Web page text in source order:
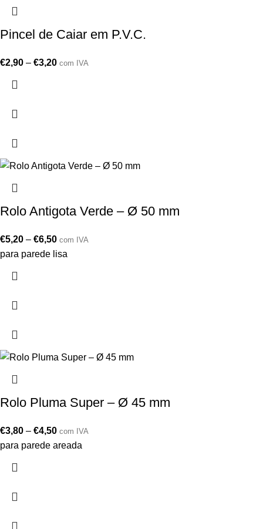
Pincel de Caiar em P.V.C.
€2,90 – €3,20 com IVA
Rolo Antigota Verde – Ø 50 mm
€5,20 – €6,50 com IVA
para parede lisa
Rolo Pluma Super – Ø 45 mm
€3,80 – €4,50 com IVA
para parede areada